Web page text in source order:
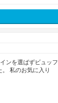
ンを選ばずビュッフ
私のお気に入り